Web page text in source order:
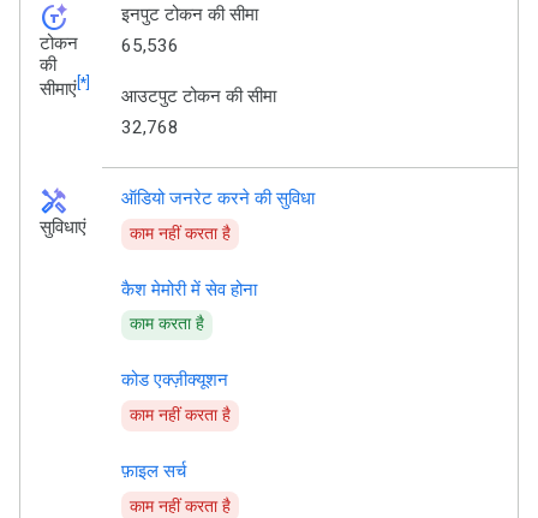
token_auto
टोकन
की
सीमाएं[*]
इनपुट टोकन की सीमा
65,536
आउटपुट टोकन की सीमा
32,768
handyman
सुविधाएं
ऑडियो जनरेट करने की सुविधा
काम नहीं करता है
कैश मेमोरी में सेव होना
काम करता है
कोड एक्ज़ीक्यूशन
काम नहीं करता है
फ़ाइल सर्च
काम नहीं करता है